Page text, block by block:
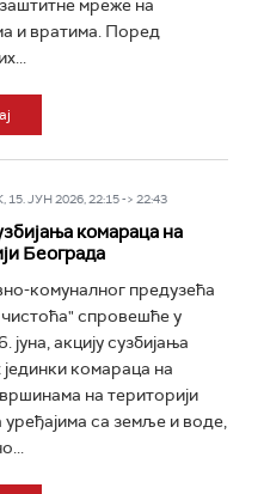
мреже на
и вратима. Поред
ЈУН 2026, 22:15 -> 22:43
комараца на
Београда
комуналног предузећа
спровешће у
јуна, акцију сузбијања
комараца на
на територији
са земље и воде,